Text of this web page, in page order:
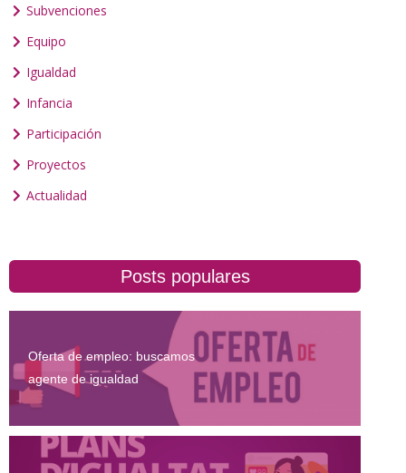
Subvenciones
Equipo
Igualdad
Infancia
Participación
Proyectos
Actualidad
Posts populares
Oferta de empleo: buscamos
agente de igualdad